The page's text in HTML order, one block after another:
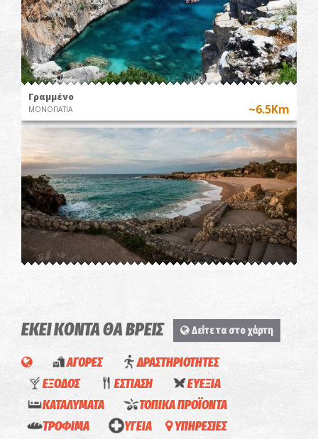
Γραμμένο
ΜΟΝΟΠΑΤΙΑ ~6.5Km
ΠΑΡΑΛΙΕΣ
ΕΚΕΙ ΚΟΝΤΑ ΘΑ ΒΡΕΙΣ Δείτε τα στο χάρτη
ΑΓΟΡΕΣ
ΔΡΑΣΤΗΡΙΟΤΗΤΕΣ
ΕΞΟΔΟΣ
ΕΣΤΙΑΣΗ
ΕΥΕΞΙΑ
ΚΑΤΑΛΥΜΑΤΑ
ΤΟΠΙΚΑ ΠΡΟΪΟΝΤΑ
ΤΡΟΦΙΜΑ
ΥΓΕΙΑ
ΥΠΗΡΕΣΙΕΣ
Εστιατόριο